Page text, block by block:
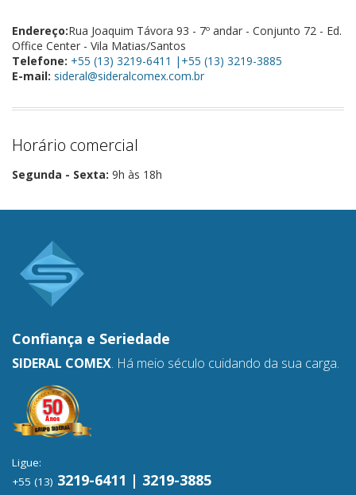
Endereço:Rua Joaquim Távora 93 - 7º andar - Conjunto 72 - Ed.
Office Center - Vila Matias/Santos
Telefone: +55 (13) 3219-6411 |+55 (13) 3219-3885
E-mail: sideral@sideralcomex.com.br
Horário comercial
Segunda - Sexta: 9h às 18h
Confiança e Seriedade
SIDERAL COMEX. Há meio século cuidando da sua carga.
Ligue:
+55 (13) 3219-6411 | 3219-3885